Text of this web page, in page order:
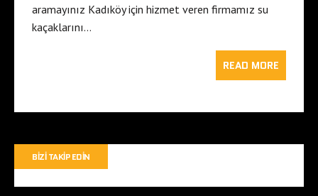
aramayınız Kadıköy için hizmet veren firmamız su
kaçaklarını…
READ MORE
BIZI TAKIP EDIN